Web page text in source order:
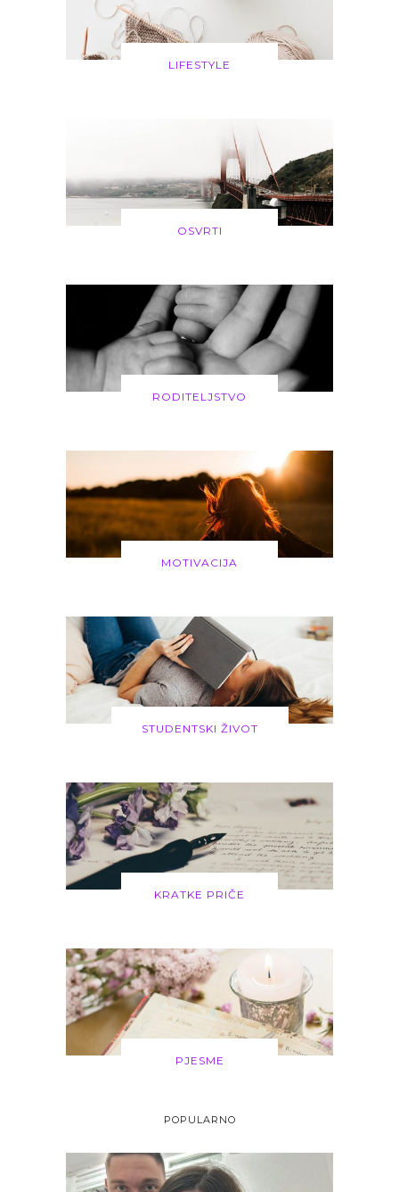
LIFESTYLE
OSVRTI
RODITELJSTVO
MOTIVACIJA
STUDENTSKI ŽIVOT
KRATKE PRIČE
PJESME
POPULARNO